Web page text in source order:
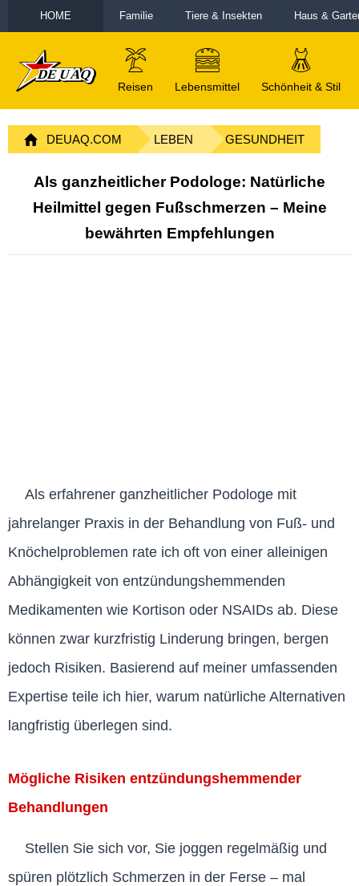
HOME Familie Tiere & Insekten Haus &
Reisen Lebensmittel Schönheit & Stil
DEUAQ.COM LEBEN GESUNDHEIT
Als ganzheitlicher Podologe: Natürliche
Heilmittel gegen Fußschmerzen – Meine
bewährten Empfehlungen
Als erfahrener ganzheitlicher Podologe mit
jahrelanger Praxis in der Behandlung von Fuß- und
Knöchelproblemen rate ich oft von einer alleinigen
Abhängigkeit von entzündungshemmenden
Medikamenten wie Kortison oder NSAIDs ab. Diese
können zwar kurzfristig Linderung bringen, bergen
jedoch Risiken. Basierend auf meiner umfassenden
Expertise teile ich hier, warum natürliche Alternativen
langfristig überlegen sind.
Mögliche Risiken entzündungshemmender
Behandlungen
Stellen Sie sich vor, Sie joggen regelmäßig und
spüren plötzlich Schmerzen in der Ferse – mal